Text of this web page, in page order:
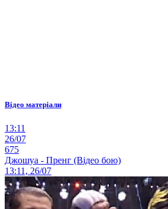
Відео матеріали
13:11
26/07
675
Джошуа - Пренг (Відео бою)
13:11, 26/07